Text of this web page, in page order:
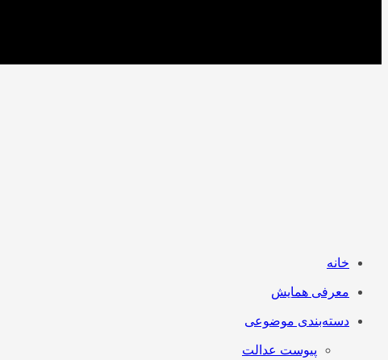
خانه
معرفی همایش
دسته‌بندی موضوعی
پیوست عدالت